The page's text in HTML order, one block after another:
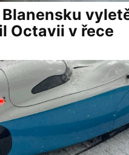
Blanensku
Octavii v řece